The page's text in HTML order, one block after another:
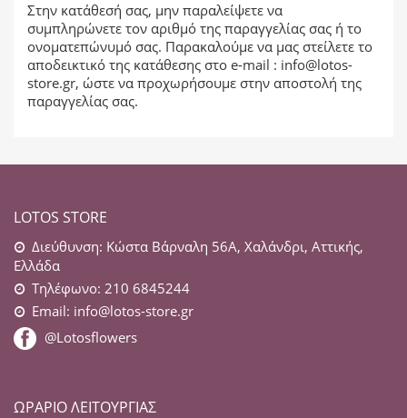
Στην κατάθεσή σας, μην παραλείψετε να
συμπληρώνετε τον αριθμό της παραγγελίας σας ή το
ονοματεπώνυμό σας. Παρακαλούμε να μας στείλετε το
αποδεικτικό της κατάθεσης στο e-mail : info@lotos-
store.gr, ώστε να προχωρήσουμε στην αποστολή της
παραγγελίας σας.
LOTOS STORE
Διεύθυνση: Κώστα Βάρναλη 56Α, Χαλάνδρι, Αττικής,
Ελλάδα
Τηλέφωνο: 210 6845244
Email: info@lotos-store.gr
@Lotosflowers
ΩΡΆΡΙΟ ΛΕΙΤΟΥΡΓΊΑΣ